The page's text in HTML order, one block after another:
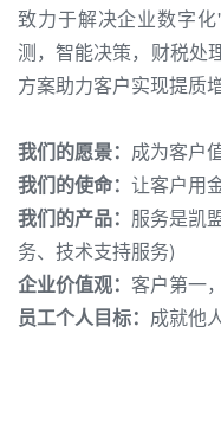
致力于解决企业数字
测，智能决策，财税处
方案助力客户实现提质
我们的愿景： 成为客户
我们的使命： 让客户用
我们的产品： 服务是凯
务、技术支持服务)
企业价值观： 客户第一
员工个人目标： 成就他